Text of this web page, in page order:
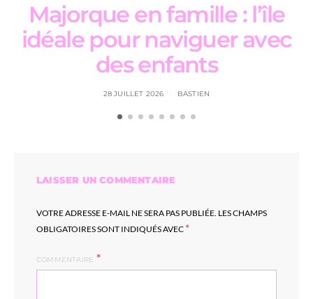
Majorque en famille : l’île
idéale pour naviguer avec
des enfants
28 JUILLET 2026 BASTIEN
LAISSER UN COMMENTAIRE
VOTRE ADRESSE E-MAIL NE SERA PAS PUBLIÉE. LES CHAMPS
OBLIGATOIRES SONT INDIQUÉS AVEC *
COMMENTAIRE